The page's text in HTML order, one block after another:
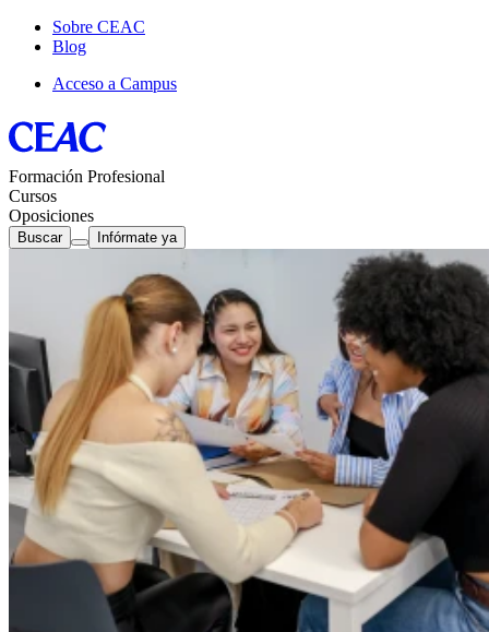
Sobre CEAC
Blog
Acceso a Campus
Formación Profesional
Cursos
Oposiciones
Buscar Infórmate ya